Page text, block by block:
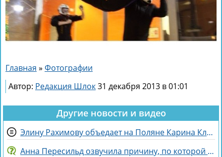
Главная » Фотографии
Автор: Редакция Шлок31 декабря 2013 в 01:01
Другие новости и видео
Элину Рахимову объедает на Поляне Карина Клочкова
Анна Пересильд озвучила причину, по которой она выбрала курс Дарьи Мороз